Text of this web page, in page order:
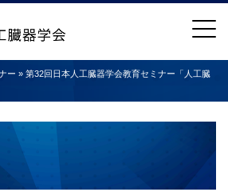
ー » 第32回日本人工臓器学会教育セミナー「人工臓